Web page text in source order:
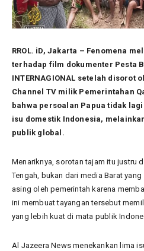
RROL. iD, Jakarta – Fenomena
terhadap film dokumenter Pesta
INTERNAGIONAL setelah disorot
Channel TV milik Pemerintahan
bahwa persoalan Papua tidak
isu domestik Indonesia,
publik global.
Menariknya, sorotan tajam itu justru
Tengah, bukan dari media Barat
asing oleh pemerintah karena
ini membuat tayangan tersebut
yang lebih kuat di mata publik
Al Jazeera News menekankan lima